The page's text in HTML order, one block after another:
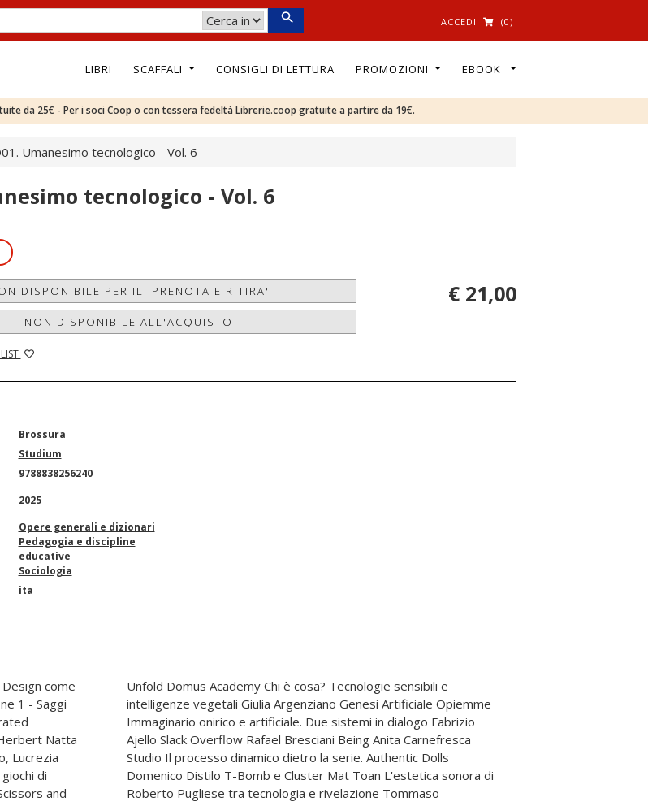
ACCEDI (0)
LIBRI SCAFFALI CONSIGLI DI LETTURA PROMOZIONI EBOOK
da 25€ - Per i soci Coop o con tessera fedeltà Librerie.coop gratuite a partire da 19€.
Umanesimo tecnologico - Vol. 6
tecnologico - Vol. 6
DISPONIBILE PER IL 'PRENOTA E RITIRA'
NON DISPONIBILE ALL'ACQUISTO
€ 21,00
Brossura
Studium
9788838256240
2025
Opere generali e dizionari
Pedagogia e discipline
educative
Sociologia
ita
come
1 - Saggi
Natta
Lucrezia
di
and
sensibili e
Opiemme
Carnefresca
Dolls
di